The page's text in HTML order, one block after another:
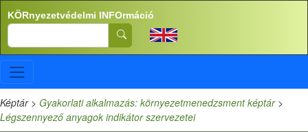
Ugrás a tartalomra
KÖRnyezetvédelmi INFOrmáció
Search
Képtár> Gyakorlati alkalmazás: környezetmenedzsment képtár>
Légszennyező anyagok indikátor szervezetei